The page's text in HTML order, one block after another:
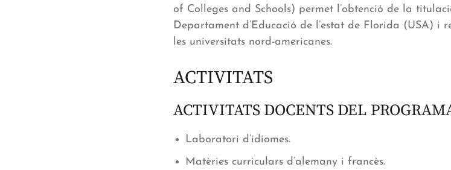
of Colleges and Schools) permet l’obtenció de la
Departament d’Educació de l’estat de Florida (USA) i
les universitats nord-americanes.
ACTIVITATS
ACTIVITATS DOCENTS DEL
Laboratori d’idiomes.
Matèries curriculars d’alemany i francès.